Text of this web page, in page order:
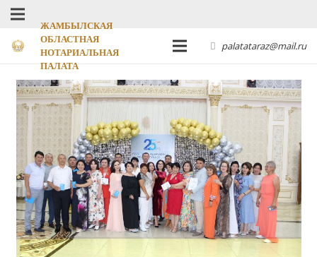
ЖАМБЫЛСКАЯ
ОБЛАСТНАЯ
НОТАРИАЛЬНАЯ
ПАЛАТА
palatataraz@mail.ru